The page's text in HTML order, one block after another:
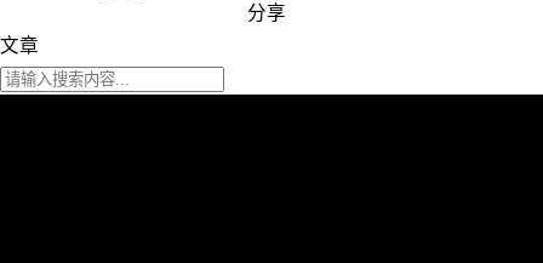
分享
文章